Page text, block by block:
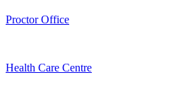
Proctor Office
Health Care Centre